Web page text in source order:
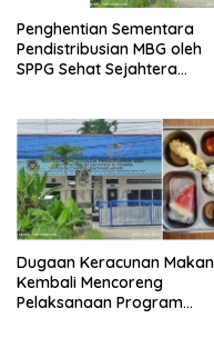
Penghentian Sementara
Pendistribusian MBG oleh
SPPG Sehat Sejahtera
Dugaan Keracunan
Kembali Mencoreng
Pelaksanaan Program